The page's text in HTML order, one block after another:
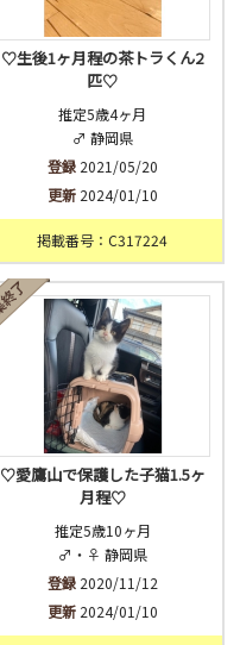
♡生後1ヶ月程の茶トラくん2
匹♡
推定5歳4ヶ月
♂ 静岡県
登録2021/05/20
更新2024/01/10
掲載番号：C317224
♡愛鷹山で保護した子猫1.5ヶ
月程♡
推定5歳10ヶ月
♂・♀ 静岡県
登録2020/11/12
更新2024/01/10